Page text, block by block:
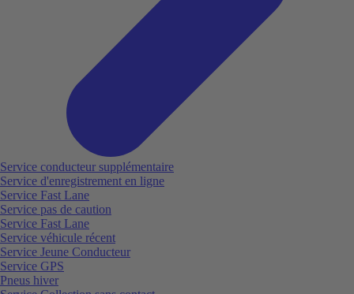
Service conducteur supplémentaire
Service d'enregistrement en ligne
Service Fast Lane
Service pas de caution
Service Fast Lane
Service véhicule récent
Service Jeune Conducteur
Service GPS
Pneus hiver